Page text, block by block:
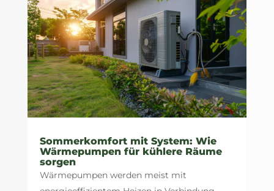
Sommerkomfort mit System: Wie
Wärmepumpen für kühlere Räume
sorgen
Wärmepumpen werden meist mit